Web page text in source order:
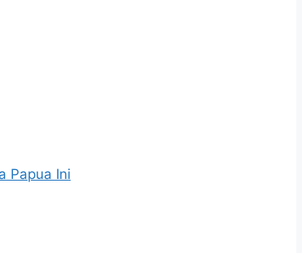
Papua Ini